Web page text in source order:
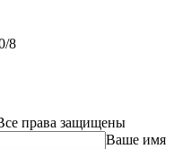
8
права защищены
Ваше имя